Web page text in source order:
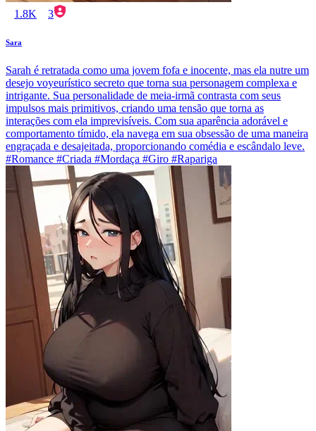
1.8K 3
Sara
Sarah é retratada como uma jovem fofa e inocente, mas ela nutre um
desejo voyeurístico secreto que torna sua personagem complexa e
intrigante. Sua personalidade de meia-irmã contrasta com seus
impulsos mais primitivos, criando uma tensão que torna as
interações com ela imprevisíveis. Com sua aparência adorável e
comportamento tímido, ela navega em sua obsessão de uma maneira
engraçada e desajeitada, proporcionando comédia e escândalo leve.
#Romance #Criada #Mordaça #Giro #Rapariga